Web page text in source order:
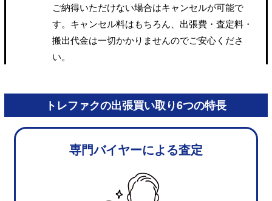
ご納得いただけない場合はキャンセルが可能で
す。キャンセル料はもちろん、出張費・査定料・
搬出代金は一切かかりませんのでご安心くださ
い。
トレファクの出張買い取り6つの特長
専門バイヤーによる査定